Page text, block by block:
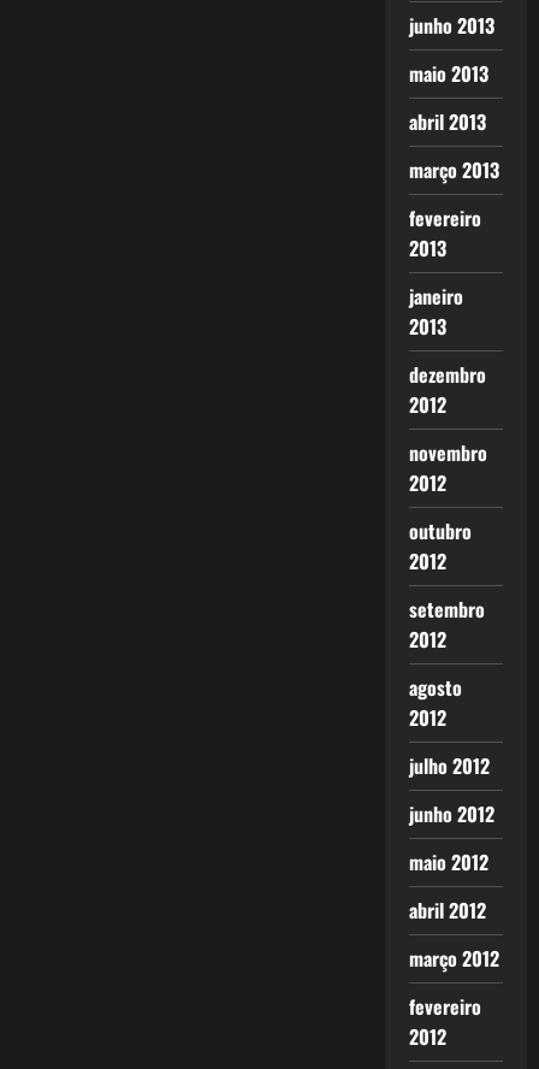
junho 2013
maio 2013
abril 2013
março 2013
fevereiro
2013
janeiro
2013
dezembro
2012
novembro
2012
outubro
2012
setembro
2012
agosto
2012
julho 2012
junho 2012
maio 2012
abril 2012
março 2012
fevereiro
2012